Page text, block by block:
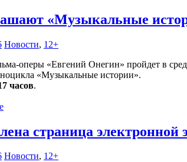
«Музыкальные
Новости, 12+
оперы «Евгений Онегин» пройдет в
«Музыкальные истории».
часов.
страница
Новости, 12+